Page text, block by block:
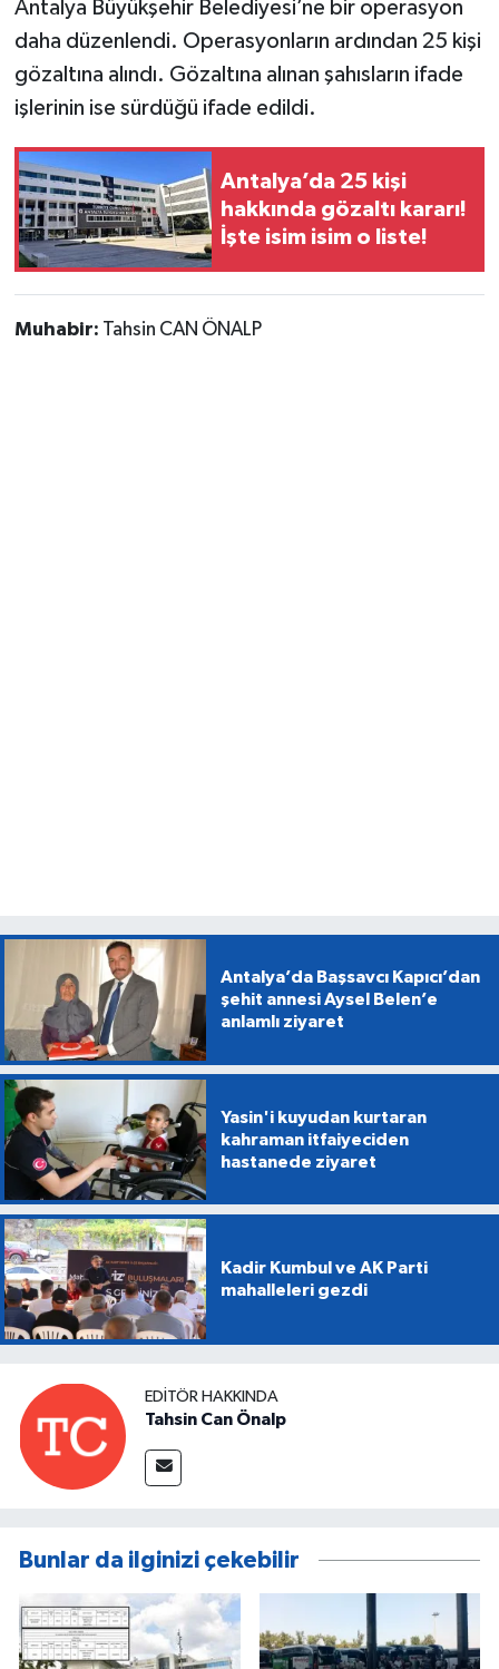
Antalya Büyükşehir Belediyesi’ne bir operasyon
daha düzenlendi. Operasyonların ardından 25 kişi
gözaltına alındı. Gözaltına alınan şahısların ifade
işlerinin ise sürdüğü ifade edildi.
Antalya’da 25 kişi
hakkında gözaltı kararı!
İşte isim isim o liste!
Muhabir: Tahsin CAN ÖNALP
Antalya’da Başsavcı Kapıcı’dan
şehit annesi Aysel Belen’e
anlamlı ziyaret
Yasin'i kuyudan kurtaran
kahraman itfaiyeciden
hastanede ziyaret
Kadir Kumbul ve AK Parti
mahalleleri gezdi
EDITÖR HAKKINDA
Tahsin Can Önalp
Bunlar da ilginizi çekebilir